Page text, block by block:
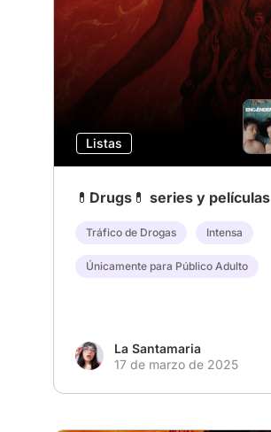
Listas
💊Drugs💊 series y películas
Tráfico de Drogas Intensa
Únicamente para Público Adulto
La Santamaria
17 de marzo de 2025